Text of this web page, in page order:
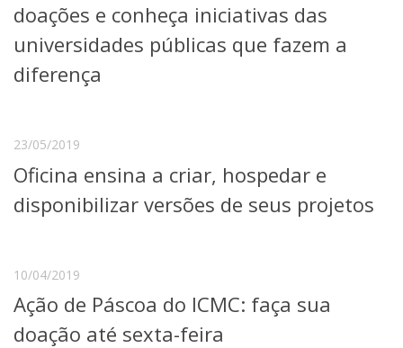
Linhas de Pesquisa
Centros, Núcleos e Projetos em Rede
Pós-doutorado
Iniciação Científica
Transferência de Tecnologia
Extensão à Comunidade
Artes, Cultura e Esportes
Museus e Espaços Interativos
Apoio ao Estudante
RH, Administrativo e Financeiro
Outros serviços
doações e conheça iniciativas das
universidades públicas que fazem a
diferença
23/05/2019
Oficina ensina a criar, hospedar e
disponibilizar versões de seus projetos
10/04/2019
Ação de Páscoa do ICMC: faça sua
doação até sexta-feira